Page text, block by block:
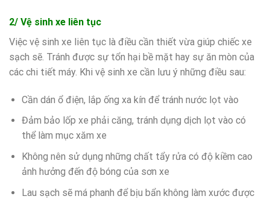
2/ Vệ sinh xe liên tục
Việc vệ sinh xe liên tục là điều cần thiết vừa giúp chiếc xe
sạch sẽ. Tránh được sự tổn hại bề mặt hay sự ăn mòn của
các chi tiết máy. Khi vệ sinh xe cần lưu ý những điều sau:
Cần dán ổ điện, lắp ống xa kín để tránh nước lọt vào
Đảm bảo lốp xe phải căng, tránh dụng dịch lọt vào có
thể làm mục xăm xe
Không nên sử dụng những chất tẩy rửa có độ kiềm cao
ảnh hưởng đến độ bóng của sơn xe
Lau sạch sẽ má phanh để bịu bẩn không làm xước được